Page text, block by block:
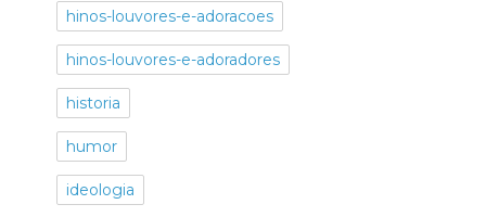
hinos-louvores-e-adoracoes
hinos-louvores-e-adoradores
historia
humor
ideologia